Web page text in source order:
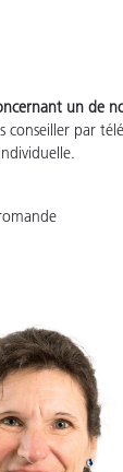
un de
conseiller par